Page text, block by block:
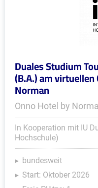
Duales Studium
(B.A.) am
Norman
Onno Hotel by
In Kooperation mit IU
Hochschule)
bundesweit
Start: Oktober 2026